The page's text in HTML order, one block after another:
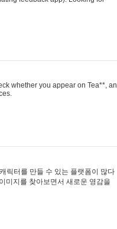
whether you appear on Tea**, an
릭터를 만들 수 있는 플랫폼이 많다
미지를 찾아보면서 새로운 영감을